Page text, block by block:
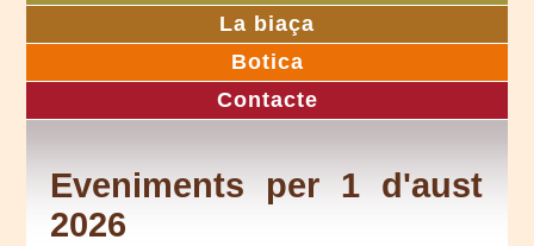
La biaça
Botica
Contacte
Eveniments per 1 d'aust
2026